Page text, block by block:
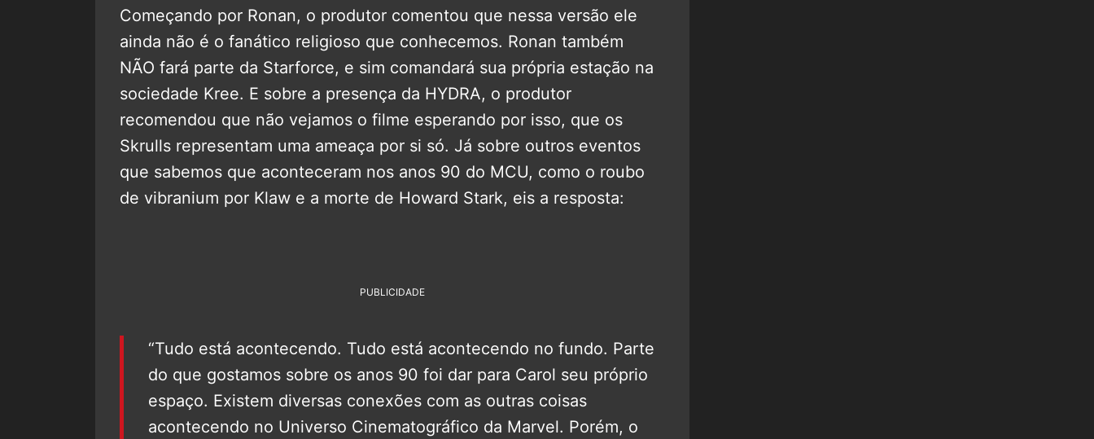
Começando por Ronan, o produtor comentou que nessa versão ele
ainda não é o fanático religioso que conhecemos. Ronan também
NÃO fará parte da Starforce, e sim comandará sua própria estação na
sociedade Kree. E sobre a presença da HYDRA, o produtor
recomendou que não vejamos o filme esperando por isso, que os
Skrulls representam uma ameaça por si só. Já sobre outros eventos
que sabemos que aconteceram nos anos 90 do MCU, como o roubo
de vibranium por Klaw e a morte de Howard Stark, eis a resposta:
PUBLICIDADE
“Tudo está acontecendo. Tudo está acontecendo no fundo. Parte
do que gostamos sobre os anos 90 foi dar para Carol seu próprio
espaço. Existem diversas conexões com as outras coisas
acontecendo no Universo Cinematográfico da Marvel. Porém, o